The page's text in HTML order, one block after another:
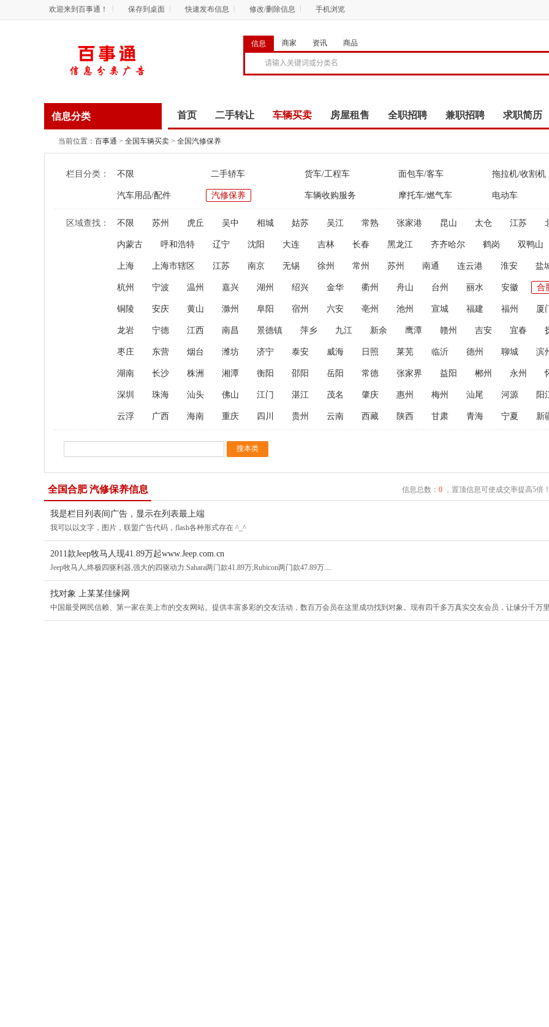
欢迎来到百事通！ 保存到桌面 快速发布信息 修改/删除信息 手机浏览
信息 商家 资讯 商品
信息分类 首页 二手转让 车辆买卖 房屋租售 全职招聘 兼职招聘 求职简历
商务服务
当前位置： 百事通 > 全国车辆买卖 > 全国汽修保养
栏目分类： 不限 二手轿车 货车/工程车 面包车/客车 拖拉机/收割机
汽车用品/配件 汽修保养 车辆收购服务 摩托车/燃气车 电动车
区域查找： 不限 苏州 虎丘 吴中 相城 姑苏 吴江 常熟 张家港 昆山 太仓 江苏
内蒙古 呼和浩特 辽宁 沈阳 大连 吉林 长春 黑龙江 齐齐哈尔 鹤岗 双鸭山
上海 上海市辖区 江苏 南京 无锡 徐州 常州 苏州 南通 连云港 淮安 盐
杭州 宁波 温州 嘉兴 湖州 绍兴 金华 衢州 舟山 台州 丽水 安徽 合
铜陵 安庆 黄山 滁州 阜阳 宿州 六安 亳州 池州 宣城 福建 福州 厦
龙岩 宁德 江西 南昌 景德镇 萍乡 九江 新余 鹰潭 赣州 吉安 宜春
枣庄 东营 烟台 潍坊 济宁 泰安 威海 日照 莱芜 临沂 德州 聊城 滨
湖南 长沙 株洲 湘潭 衡阳 邵阳 岳阳 常德 张家界 益阳 郴州 永州
深圳 珠海 汕头 佛山 江门 湛江 茂名 肇庆 惠州 梅州 汕尾 河源 阳
云浮 广西 海南 重庆 四川 贵州 云南 西藏 陕西 甘肃 青海 宁夏 新
全国合肥 汽修保养信息 信息总数： 0，置顶信息可使成交率提高5倍
我是栏目列表间广告，显示在列表最上端
我可以以文字，图片，联盟广告代码，flash各种形式存在 ^_^
2011款Jeep牧马人现41.89万起www.Jeep.com.cn
Jeep牧马人,终极四驱利器,强大的四驱动力.Sahara两门款41.89万;Rubicon两门款47.89万....
找对象 上某某佳缘网
中国最受网民信赖、第一家在美上市的交友网站。提供丰富多彩的交友活动，数百万会员在这里成功找到对象。现有四千多万真实交友会员，让缘分千万